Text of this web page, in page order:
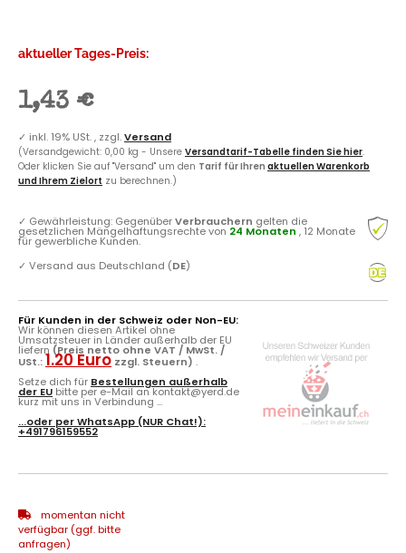
aktueller Tages-Preis:
1,43 €
✓ inkl. 19% USt. , zzgl.Versand
(Versandgewicht: 0,00 kg - Unsere Versandtarif-Tabelle finden Sie hier.
Oder klicken Sie auf "Versand" um den Tarif für Ihren aktuellen Warenkorb
und Ihrem Zielort zu berechnen.)
✓ Gewährleistung: GegenüberVerbrauchern gelten die
gesetzlichen Mängelhaftungsrechte von 24 Monaten , 12 Monate
für gewerbliche Kunden.
✓ Versand aus Deutschland (DE)
Für Kunden in der Schweiz oder Non-EU:
Wir können diesen Artikel ohne
Umsatzsteuer in Länder außerhalb der EU
liefern (Preis netto ohne VAT / MwSt. /
USt.:1.20 Euro zzgl. Steuern) .
Setze dich für Bestellungen außerhalb
der EU bitte per e-Mail an kontakt@yerd.de
kurz mit uns in Verbindung ...
...oder perWhatsApp (NUR Chat!):
+491796159552
momentan nicht
verfügbar (ggf. bitte
anfragen)